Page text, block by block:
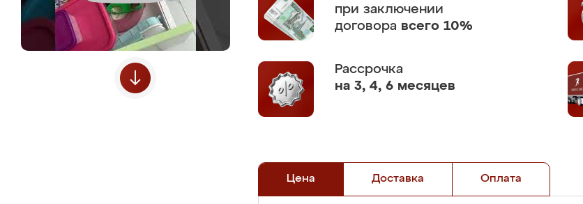
при заключении
договора всего 10%
Рассрочка
на 3, 4, 6 месяцев
Цена Доставка Оплата